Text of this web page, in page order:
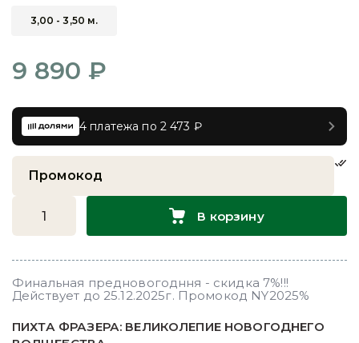
3,00 - 3,50 м.
9 890 ₽
4 платежа по 2 473 ₽
В корзину
Финальная предновогодння - скидка 7%!!!
Действует до 25.12.2025г. Промокод NY2025%
ПИХТА ФРАЗЕРА: ВЕЛИКОЛЕПИЕ НОВОГОДНЕГО